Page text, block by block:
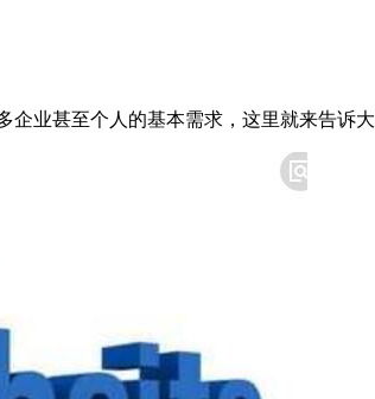
业甚至个人的基本需求，这里就来告诉